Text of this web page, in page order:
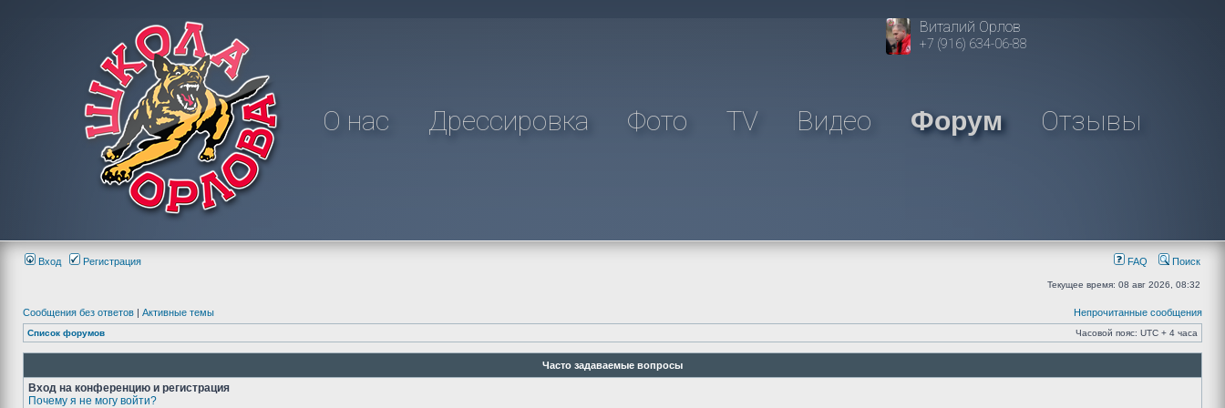
Виталий Орлов
+7 (916) 634-06-88
О нас Дрессировка Фото TV Видео Форум Отзывы
Вход Регистрация FAQ Поиск
Текущее время: 08 авг 2026, 08:32
Сообщения без ответов | Активные темы Непрочитанные сообщения
Список форумов Часовой пояс: UTC + 4 часа
Часто задаваемые вопросы
Вход на конференцию и регистрация
Почему я не могу войти?